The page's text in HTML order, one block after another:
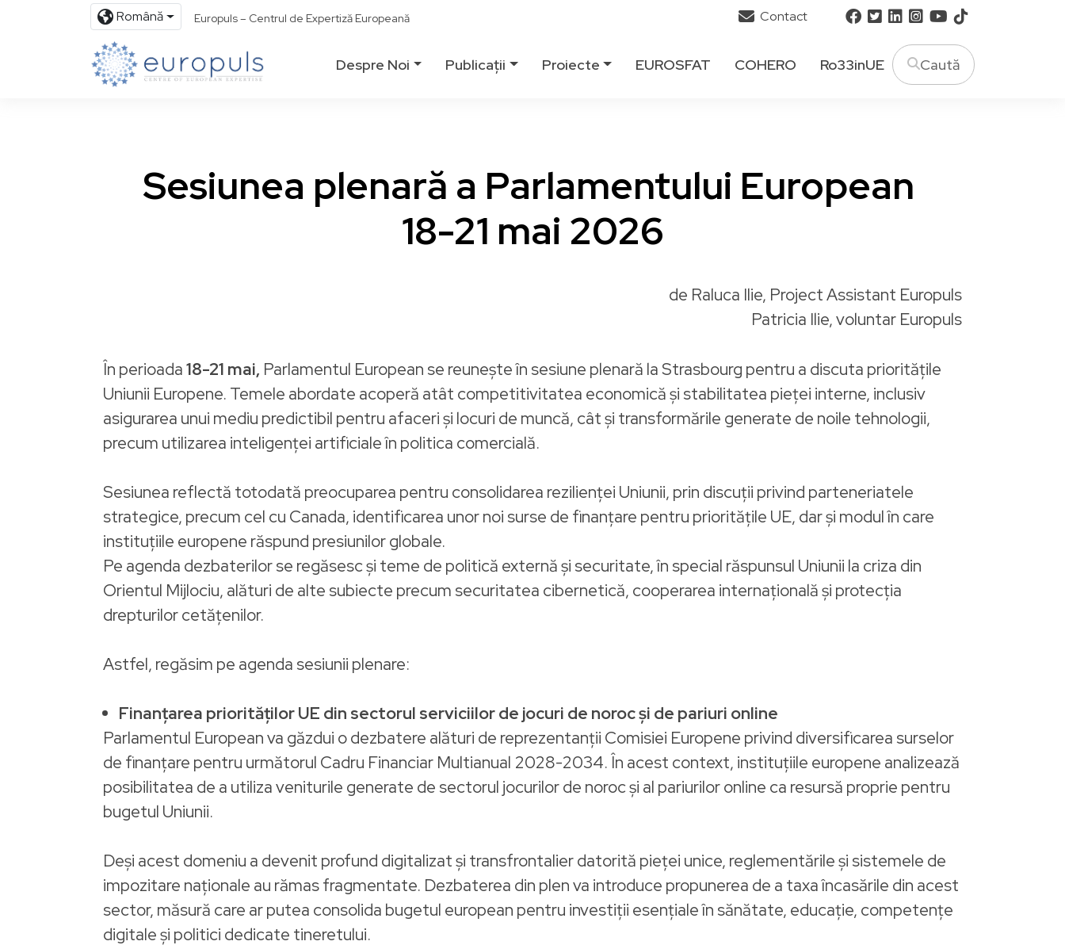
Română Europuls – Centrul de Expertiză Europeană Contact
Despre Noi Publicații Proiecte EUROSFAT COHERO Ro33inUE
Sesiunea plenară a Parlamentului European
18-21 mai 2026
de Raluca Ilie, Project Assistant Europuls
Patricia Ilie, voluntar Europuls
În perioada18-21 mai, Parlamentul European se reunește în sesiune plenară la Strasbourg pentru a discuta prioritățile
Uniunii Europene. Temele abordate acoperă atât competitivitatea economică și stabilitatea pieței interne, inclusiv
asigurarea unui mediu predictibil pentru afaceri și locuri de muncă, cât și transformările generate de noile tehnologii,
precum utilizarea inteligenței artificiale în politica comercială.
Sesiunea reflectă totodată preocuparea pentru consolidarea rezilienței Uniunii, prin discuții privind parteneriatele
strategice, precum cel cu Canada, identificarea unor noi surse de finanțare pentru prioritățile UE, dar și modul în care
instituțiile europene răspund presiunilor globale.
Pe agenda dezbaterilor se regăsesc și teme de politică externă și securitate, în special răspunsul Uniunii la criza din
Orientul Mijlociu, alături de alte subiecte precum securitatea cibernetică, cooperarea internațională și protecția
drepturilor cetățenilor.
Astfel, regăsim pe agenda sesiunii plenare:
Finanțarea priorităților UE din sectorul serviciilor de jocuri de noroc și de pariuri online
Parlamentul European va găzdui o dezbatere alături de reprezentanții Comisiei Europene privind diversificarea surselor
de finanțare pentru următorul Cadru Financiar Multianual 2028-2034. În acest context, instituțiile europene analizează
posibilitatea de a utiliza veniturile generate de sectorul jocurilor de noroc și al pariurilor online ca resursă proprie pentru
bugetul Uniunii.
Deși acest domeniu a devenit profund digitalizat și transfrontalier datorită pieței unice, reglementările și sistemele de
impozitare naționale au rămas fragmentate. Dezbaterea din plen va introduce propunerea de a taxa încasările din acest
sector, măsură care ar putea consolida bugetul european pentru investiții esențiale în sănătate, educație, competențe
digitale și politici dedicate tineretului.